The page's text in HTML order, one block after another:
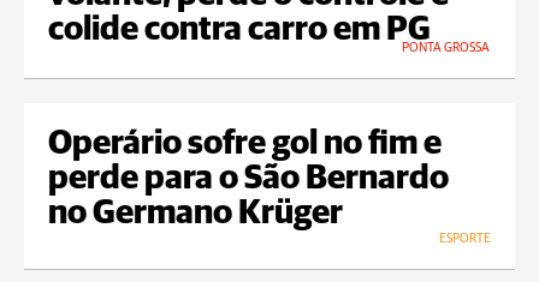
colide contra carro em PG
PONTA GROSSA
Operário sofre gol no fim e
perde para o São Bernardo
no Germano Krüger
ESPORTE